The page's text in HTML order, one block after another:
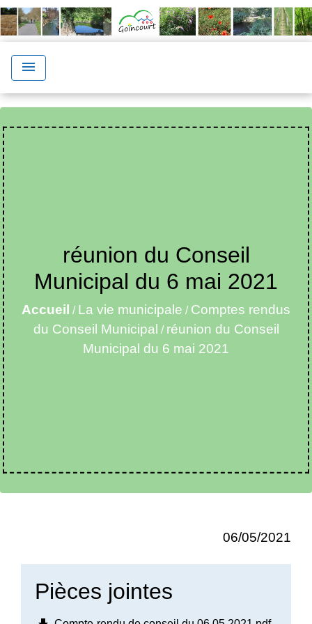
menu
réunion du Conseil
Municipal du 6 mai 2021
Accueil / La vie municipale / Comptes rendus
du Conseil Municipal / réunion du Conseil
Municipal du 6 mai 2021
06/05/2021
Pièces jointes